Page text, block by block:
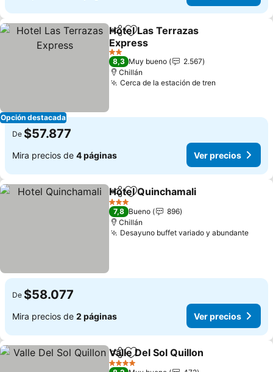
Opción destacada
CompartirAgregar a favoritos
Hotel Las Terrazas
Express
2 Estrellas
8,3 Muy bueno
2.567
Chillán
Cerca de la estación de tren
De $57.877
Mira precios de 4 páginas Ver precios
CompartirAgregar a favoritos
Hotel Quinchamali
3 Estrellas
7,8 Bueno
896
Chillán
Desayuno buffet variado y abundante
De $58.077
Mira precios de 2 páginas Ver precios
CompartirAgregar a favoritos
Valle Del Sol Quillon
4 Estrellas